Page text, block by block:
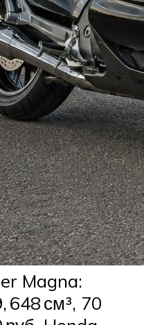
Magna:
648 см³, 70